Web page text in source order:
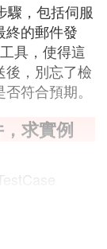
驟，包括伺服
終的郵件發
具，使得這
後，別忘了檢
符合預期。
求實例